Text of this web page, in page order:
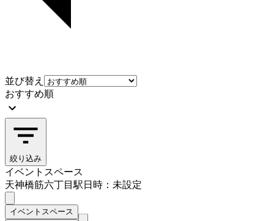
並び替え
おすすめ順
絞り込み
イベントスペース
天神橋筋六丁目駅日時：未設定
イベントスペース